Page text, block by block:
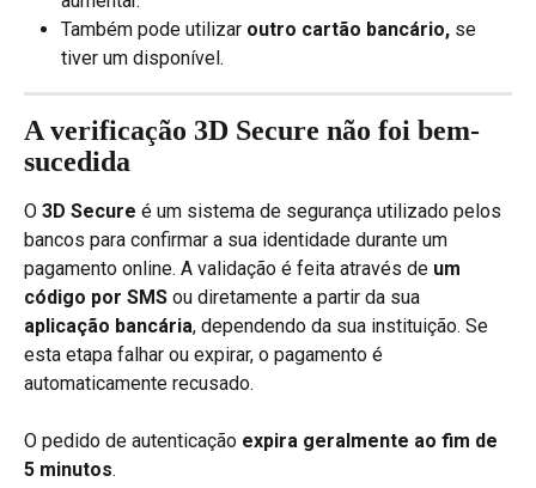
Também pode utilizar outro cartão bancário, se
tiver um disponível.
A verificação 3D Secure não foi bem-
sucedida
O 3D Secure é um sistema de segurança utilizado pelos
bancos para confirmar a sua identidade durante um
pagamento online. A validação é feita através de um
código por SMS ou diretamente a partir da sua
aplicação bancária, dependendo da sua instituição. Se
esta etapa falhar ou expirar, o pagamento é
automaticamente recusado.
O pedido de autenticação expira geralmente ao fim de
5 minutos.